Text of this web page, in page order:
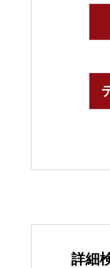
詳細